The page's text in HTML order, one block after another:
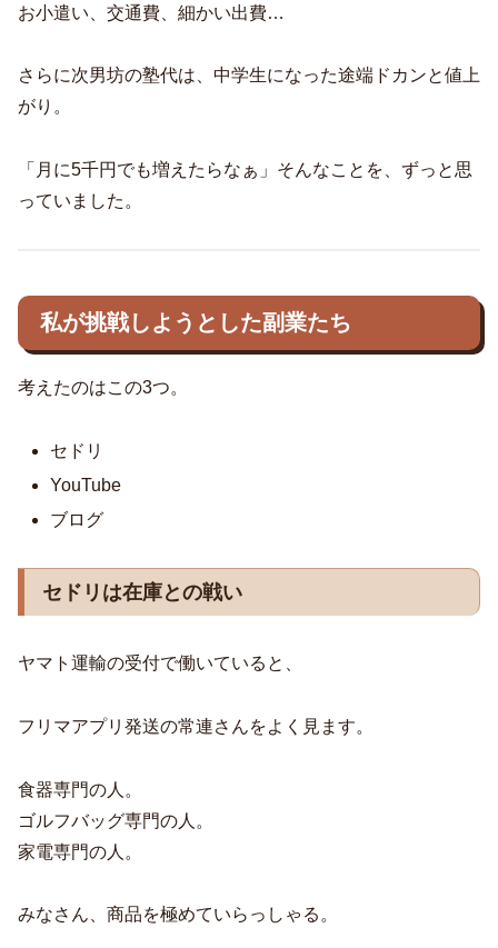
お小遣い、交通費、細かい出費…
さらに次男坊の塾代は、中学生になった途端ドカンと値上
がり。
「月に5千円でも増えたらなぁ」そんなことを、ずっと思
っていました。
私が挑戦しようとした副業たち
考えたのはこの3つ。
セドリ
YouTube
ブログ
セドリは在庫との戦い
ヤマト運輸の受付で働いていると、
フリマアプリ発送の常連さんをよく見ます。
食器専門の人。
ゴルフバッグ専門の人。
家電専門の人。
みなさん、商品を極めていらっしゃる。